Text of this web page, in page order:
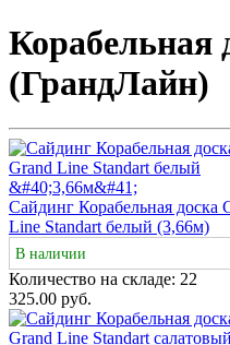
Корабельная
(ГрандЛайн)
Сайдинг Корабельная доска
Line Standart белый (3,66м)
В наличии
Количество на складе: 22
325.00 руб.